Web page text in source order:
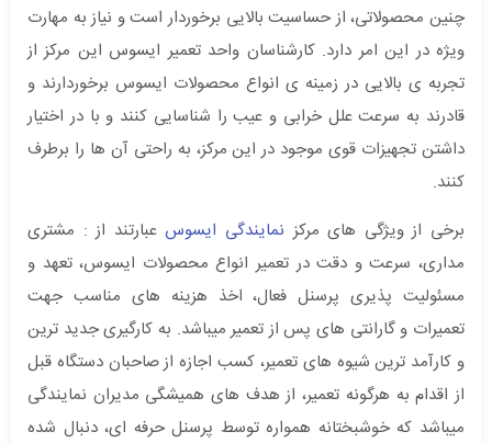
چنین محصولاتی، از حساسیت بالایی برخوردار است و نیاز به مهارت
ویژه در این امر دارد. کارشناسان واحد تعمیر ایسوس این مرکز از
تجربه ی بالایی در زمینه ی انواع محصولات ایسوس برخوردارند و
قادرند به سرعت علل خرابی و عیب را شناسایی کنند و با در اختیار
داشتن تجهیزات قوی موجود در این مرکز، به راحتی آن ها را برطرف
کنند.
برخی از ویژگی های مرکز نمایندگی ایسوس عبارتند از : مشتری
مداری، سرعت و دقت در تعمیر انواع محصولات ایسوس، تعهد و
مسئولیت پذیری پرسنل فعال، اخذ هزینه های مناسب جهت
تعمیرات و گارانتی های پس از تعمیر میباشد. به کارگیری جدید ترین
و کارآمد ترین شیوه های تعمیر، کسب اجازه از صاحبان دستگاه قبل
از اقدام به هرگونه تعمیر، از هدف های همیشگی مدیران نمایندگی
میباشد که خوشبختانه همواره توسط پرسنل حرفه ای، دنبال شده